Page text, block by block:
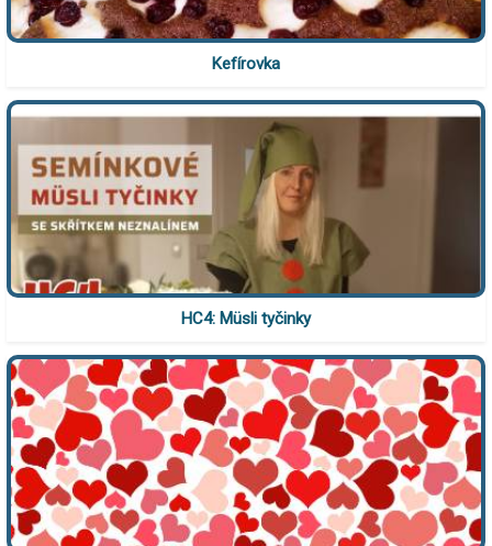
Kefírovka
HC4: Müsli tyčinky